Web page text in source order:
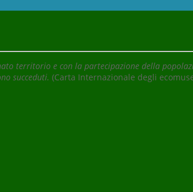
territorio e con la partecipazione della
succeduti. (Carta Internazionale degli